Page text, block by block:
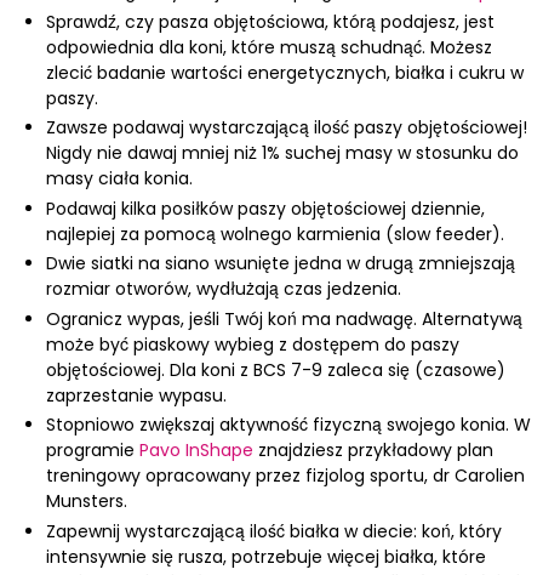
Sprawdź, czy pasza objętościowa, którą podajesz, jest
odpowiednia dla koni, które muszą schudnąć. Możesz
zlecić badanie wartości energetycznych, białka i cukru w
paszy.
Zawsze podawaj wystarczającą ilość paszy objętościowej!
Nigdy nie dawaj mniej niż 1% suchej masy w stosunku do
masy ciała konia.
Podawaj kilka posiłków paszy objętościowej dziennie,
najlepiej za pomocą wolnego karmienia (slow feeder).
Dwie siatki na siano wsunięte jedna w drugą zmniejszają
rozmiar otworów, wydłużają czas jedzenia.
Ogranicz wypas, jeśli Twój koń ma nadwagę. Alternatywą
może być piaskowy wybieg z dostępem do paszy
objętościowej. Dla koni z BCS 7-9 zaleca się (czasowe)
zaprzestanie wypasu.
Stopniowo zwiększaj aktywność fizyczną swojego konia. W
programie Pavo InShape znajdziesz przykładowy plan
treningowy opracowany przez fizjolog sportu, dr Carolien
Munsters.
Zapewnij wystarczającą ilość białka w diecie: koń, który
intensywnie się rusza, potrzebuje więcej białka, które